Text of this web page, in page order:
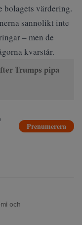
värdering.
sannolikt inte
– men de
kvarstår.
Trumps pipa
Prenumerera
och